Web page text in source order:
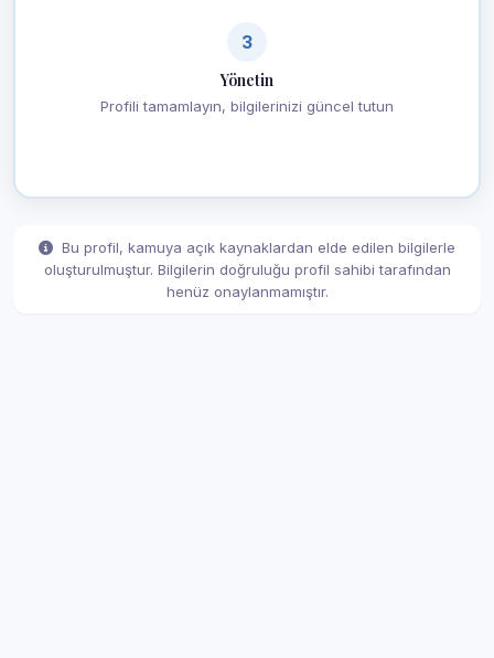
3
Yönetin
Profili tamamlayın, bilgilerinizi güncel tutun
Bu profil, kamuya açık kaynaklardan elde edilen bilgilerle
oluşturulmuştur. Bilgilerin doğruluğu profil sahibi tarafından
henüz onaylanmamıştır.